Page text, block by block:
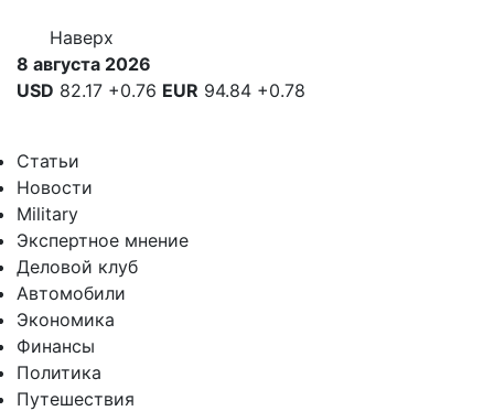
Наверх
8 августа 2026
USD 82.17 +0.76 EUR 94.84 +0.78
Статьи
Новости
Military
Экспертное мнение
Деловой клуб
Автомобили
Экономика
Финансы
Политика
Путешествия